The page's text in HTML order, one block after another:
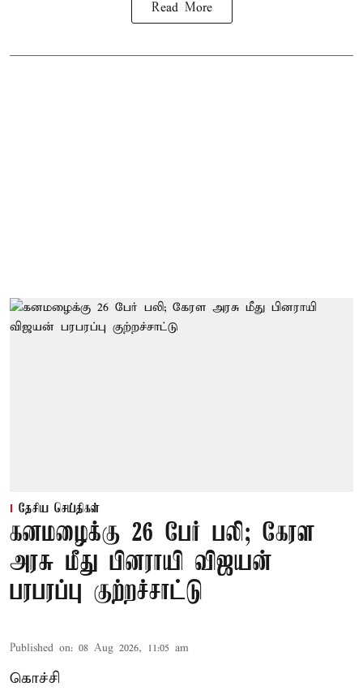
Read More
தேசிய செய்திகள்
கனமழைக்கு 26 பேர் பலி; கேரள
அரசு மீது பினராயி விஜயன்
பரபரப்பு குற்றச்சாட்டு
Published on: 08 Aug 2026, 11:05 am
கொச்சி